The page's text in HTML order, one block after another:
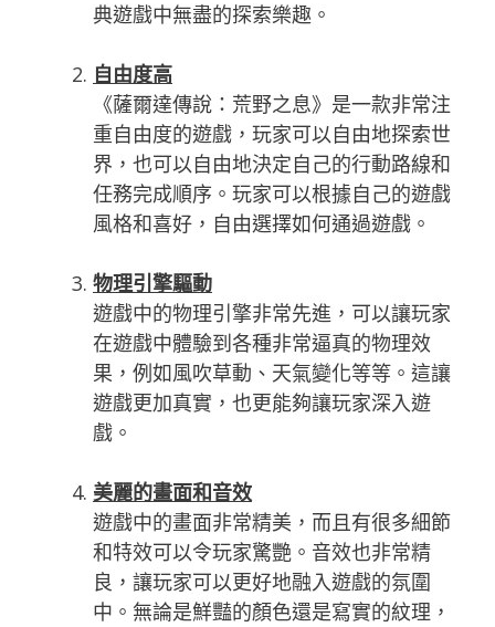
典遊戲中無盡的探索樂趣。
自由度高
《薩爾達傳說：荒野之息》是一款非常注
重自由度的遊戲，玩家可以自由地探索世
界，也可以自由地決定自己的行動路線和
任務完成順序。玩家可以根據自己的遊戲
風格和喜好，自由選擇如何通過遊戲。
物理引擎驅動
遊戲中的物理引擎非常先進，可以讓玩家
在遊戲中體驗到各種非常逼真的物理效
果，例如風吹草動、天氣變化等等。這讓
遊戲更加真實，也更能夠讓玩家深入遊
戲。
美麗的畫面和音效
遊戲中的畫面非常精美，而且有很多細節
和特效可以令玩家驚艷。音效也非常精
良，讓玩家可以更好地融入遊戲的氛圍
中。無論是鮮豔的顏色還是寫實的紋理，